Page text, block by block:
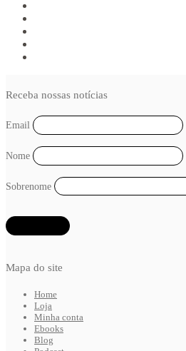
Mapa do site
Home
Loja
Minha conta
Ebooks
Blog
Receba nossas notícias
Email
Nome
Sobrenome